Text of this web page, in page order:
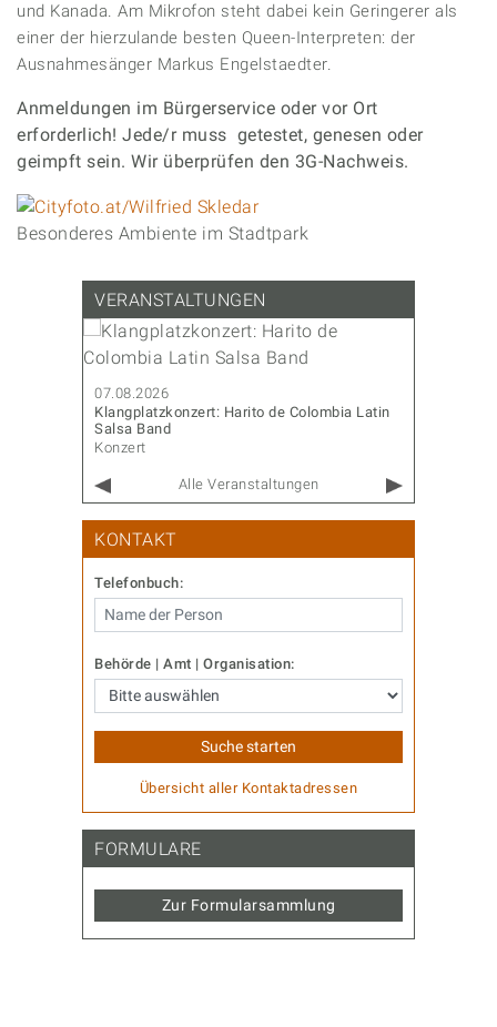
und Kanada. Am Mikrofon steht dabei kein Geringerer als
einer der hierzulande besten Queen-Interpreten: der
Ausnahmesänger Markus Engelstaedter.
Anmeldungen im Bürgerservice oder vor Ort
erforderlich! Jede/r muss getestet, genesen oder
geimpft sein. Wir überprüfen den 3G-Nachweis.
Besonderes Ambiente im Stadtpark
VERANSTALTUNGEN
07.08.2026
Klangplatzkonzert: Harito de Colombia Latin
Salsa Band
Konzert
Alle Veranstaltungen
KONTAKT
Telefonbuch:
Behörde | Amt | Organisation:
Übersicht aller Kontaktadressen
FORMULARE
Zur Formularsammlung